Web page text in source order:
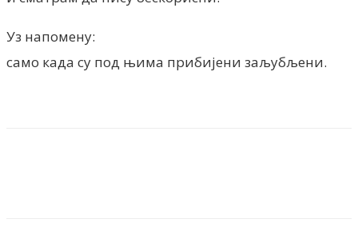
Уз напомену:
само када су под њима прибијени заљубљени.